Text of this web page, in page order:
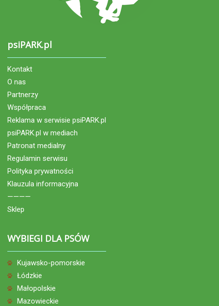
psiPARK.pl
Kontakt
O nas
Partnerzy
Współpraca
Reklama w serwisie psiPARK.pl
psiPARK.pl w mediach
Patronat medialny
Regulamin serwisu
Polityka prywatności
Klauzula informacyjna
————
Sklep
WYBIEGI DLA PSÓW
Kujawsko-pomorskie
Łódzkie
Małopolskie
Mazowieckie